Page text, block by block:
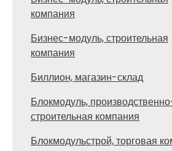
компания
Бизнес-модуль, строительная
компания
Биллион, магазин-склад
Блокмодуль,
строительная компания
Блокмодульстрой, торговая